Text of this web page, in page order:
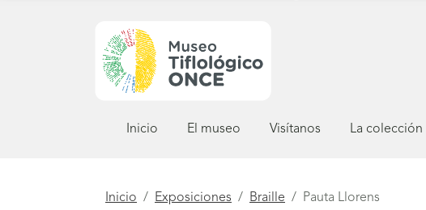
Inicio El museo Visítanos La colección
Está
Inicio Exposiciones Braille Pauta Llorens